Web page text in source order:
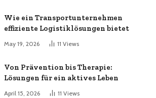
Wie ein Transportunternehmen
effiziente Logistiklösungen bietet
May 19, 2026 11 Views
Von Prävention bis Therapie:
Lösungen für ein aktives Leben
April 15, 2026 11 Views